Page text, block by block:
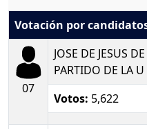
Votación por
07
JOSE DE JESUS
PARTIDO DE LA U
Votos: 5,622